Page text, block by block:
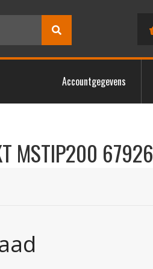
Accountgegevens
MSTIP200 67926